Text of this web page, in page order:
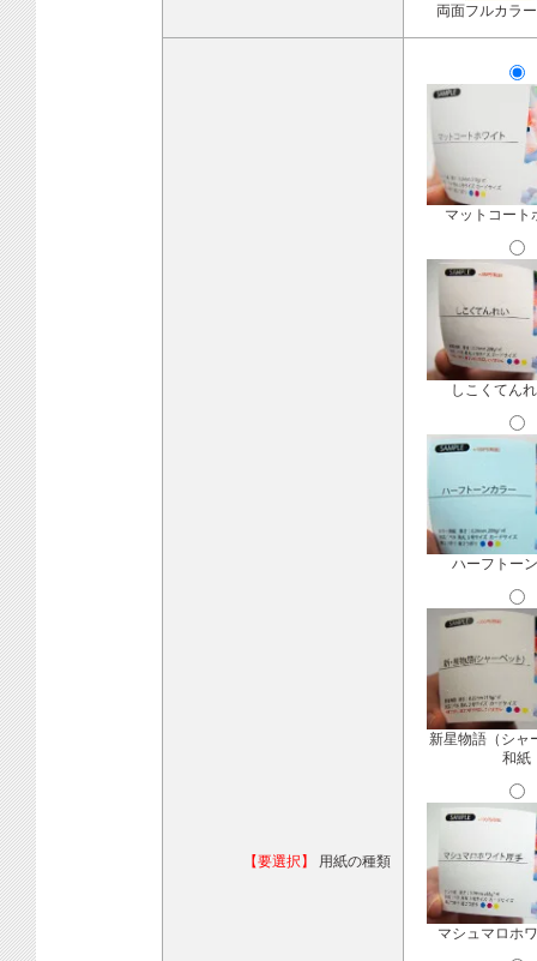
両面フルカラー
【要選択】 用紙の種類
マットコート
しこくてん
ハーフトー
新星物語（シャ
和紙
マシュマロホ